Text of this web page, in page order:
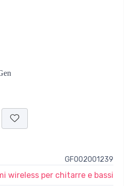
GFO02001239
wireless per chitarre e bassi